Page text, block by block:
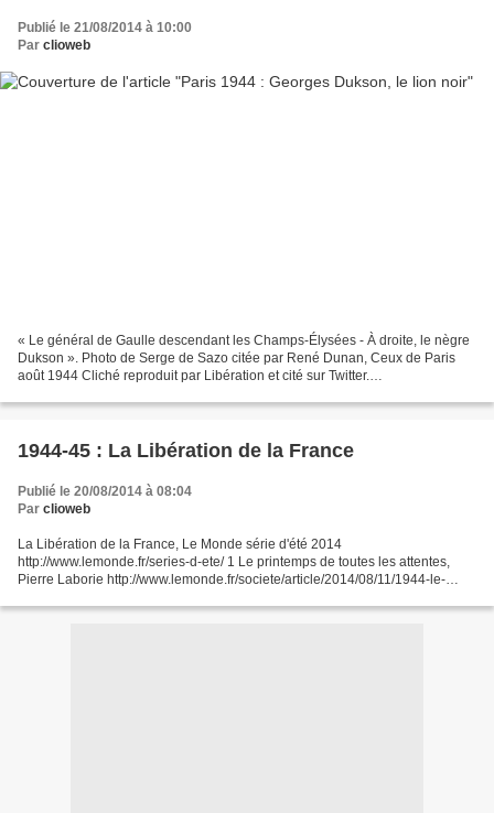
Publié le 21/08/2014 à 10:00
Par clioweb
« Le général de Gaulle descendant les Champs-Élysées - À droite, le nègre
Dukson ». Photo de Serge de Sazo citée par René Dunan, Ceux de Paris
août 1944 Cliché reproduit par Libération et cité sur Twitter.
1944-45 : La Libération de la France
Publié le 20/08/2014 à 08:04
Par clioweb
La Libération de la France, Le Monde série d'été 2014
http://www.lemonde.fr/series-d-ete/ 1 Le printemps de toutes les attentes,
Pierre Laborie http://www.lemonde.fr/societe/article/2014/08/11/1944-le-